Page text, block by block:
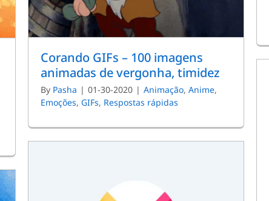
Corando GIFs – 100 imagens
animadas de vergonha, timidez
By Pasha | 01-30-2020 | Animação, Anime,
Emoções, GIFs, Respostas rápidas